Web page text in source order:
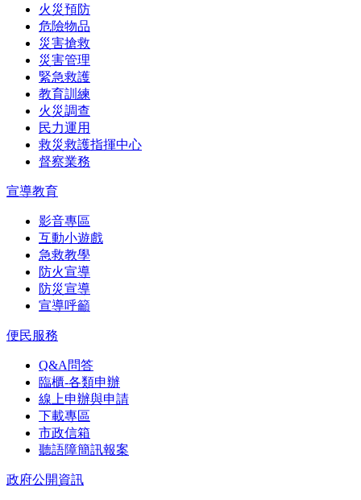
火災預防
危險物品
災害搶救
災害管理
緊急救護
教育訓練
火災調查
民力運用
救災救護指揮中心
督察業務
宣導教育
影音專區
互動小遊戲
急救教學
防火宣導
防災宣導
宣導呼籲
便民服務
Q&A問答
臨櫃-各類申辦
線上申辦與申請
下載專區
市政信箱
聽語障簡訊報案
政府公開資訊